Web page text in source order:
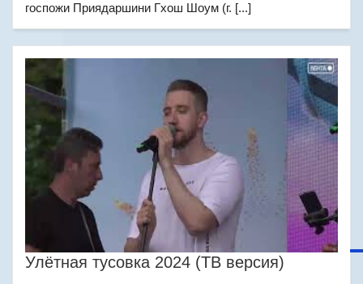
госпожи Приядаршини Гхош Шоум (г. [...]
Улётная тусовка 2024 (ТВ версия)